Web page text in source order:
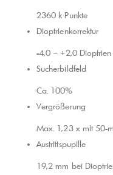
2360 k Punkte
Dioptrienkorrektur
-4,0 – +2,0
Sucherbildfeld
Ca. 100%
Vergrößerung
Max. 1,23 x mit 50-
Austrittspupille
19,2 mm bei